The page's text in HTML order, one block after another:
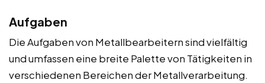
Aufgaben
Die Aufgaben von Metallbearbeitern sind vielfältig
und umfassen eine breite Palette von Tätigkeiten in
verschiedenen Bereichen der Metallverarbeitung.